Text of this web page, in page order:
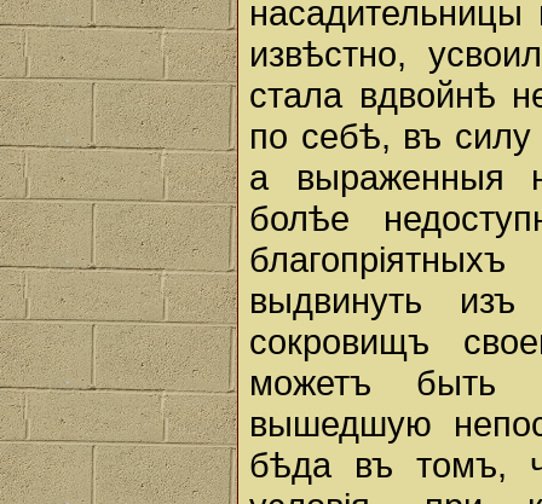
извѣстно,
стала вдвойнѣ
по себѣ, въ силу
а выраженныя
болѣе
выдвинуть
сокровищъ
можетъ быть
вышедшую
бѣда въ томъ,